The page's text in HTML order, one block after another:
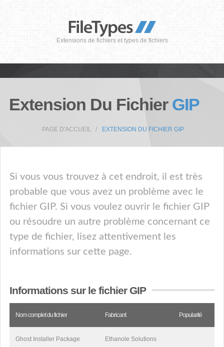
Extensions de fichiers et types de fichiers
Extension Du Fichier GIP
PAGE D'ACCUEIL EXTENSION DU FICHIER GIP
Si vous vous trouvez à cet endroit, il est très
probable que vous avez un problème avec le
fichier GIP. Si vous voulez ouvrir le fichier GIP
ou résoudre un autre problème concernant ce
type de fichier, lisez attentivement les
informations sur cette page.
Informations sur le fichier GIP
Nom complet du fichier Fabricant Popularité
Ghost Installer Package Ethanole Solutions